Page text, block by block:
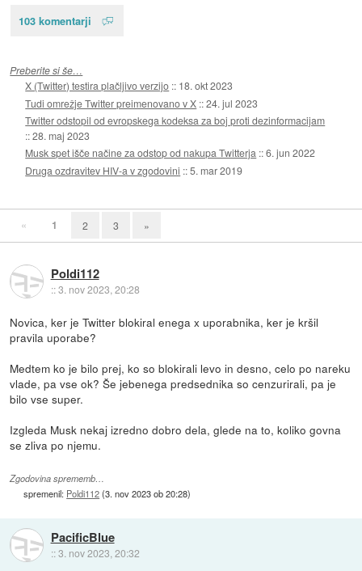
103 komentarji
Preberite si še…
X (Twitter) testira plačljivo verzijo :: 18. okt 2023
Tudi omrežje Twitter preimenovano v X ::24. jul 2023
Twitter odstopil od evropskega kodeksa za boj proti dezinformacijam
::28. maj 2023
Musk spet išče načine za odstop od nakupa Twitterja ::6. jun 2022
Druga ozdravitev HIV-a v zgodovini ::5. mar 2019
« 1 2 3 »
Poldi112
::3. nov 2023, 20:28
Novica, ker je Twitter blokiral enega x uporabnika, ker je kršil
pravila uporabe?
Medtem ko je bilo prej, ko so blokirali levo in desno, celo po nareku
vlade, pa vse ok? Še jebenega predsednika so cenzurirali, pa je
bilo vse super.
Izgleda Musk nekaj izredno dobro dela, glede na to, koliko govna
se zliva po njemu.
Zgodovina sprememb…
spremenil: Poldi112(3. nov 2023 ob 20:28)
PacificBlue
::3. nov 2023, 20:32